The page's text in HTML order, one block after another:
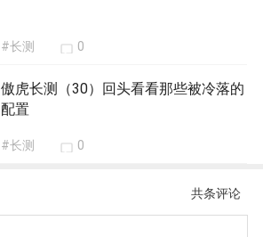
#长测 0
傲虎长测（30）回头看看那些被冷落的
配置
#长测 0
共条评论